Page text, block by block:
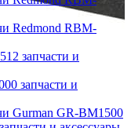
Redmond RBM-
запчасти и
запчасти и
Gurman GR-BM1500